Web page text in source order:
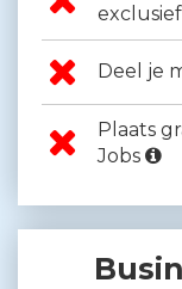
Deel je
Plaats
Jobs